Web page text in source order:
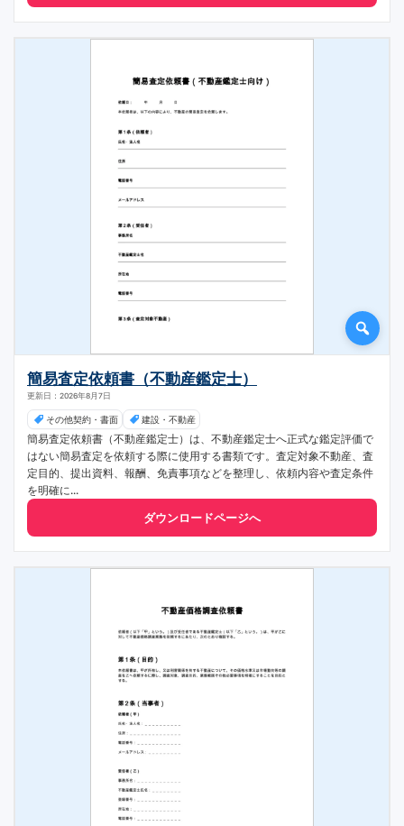
簡易査定依頼書（不動産鑑定士）
更新日：2026年8月7日
その他契約・書面 建設・不動産
簡易査定依頼書（不動産鑑定士）は、不動産鑑定士へ正式な鑑定評価で
はない簡易査定を依頼する際に使用する書類です。査定対象不動産、査
定目的、提出資料、報酬、免責事項などを整理し、依頼内容や査定条件
を明確に...
ダウンロードページへ